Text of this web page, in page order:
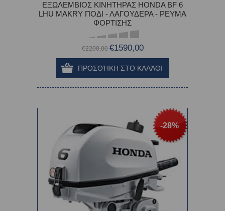
ΕΞΩΛΕΜΒΙΟΣ ΚΙΝΗΤΗΡΑΣ HONDA BF 6
LHU MAKRY ΠΟΔΙ - ΛΑΓΟΥΔΕΡΑ - ΡΕΥΜΑ
ΦΟΡΤΙΣΗΣ
€2200,00 €1590,00
-28%